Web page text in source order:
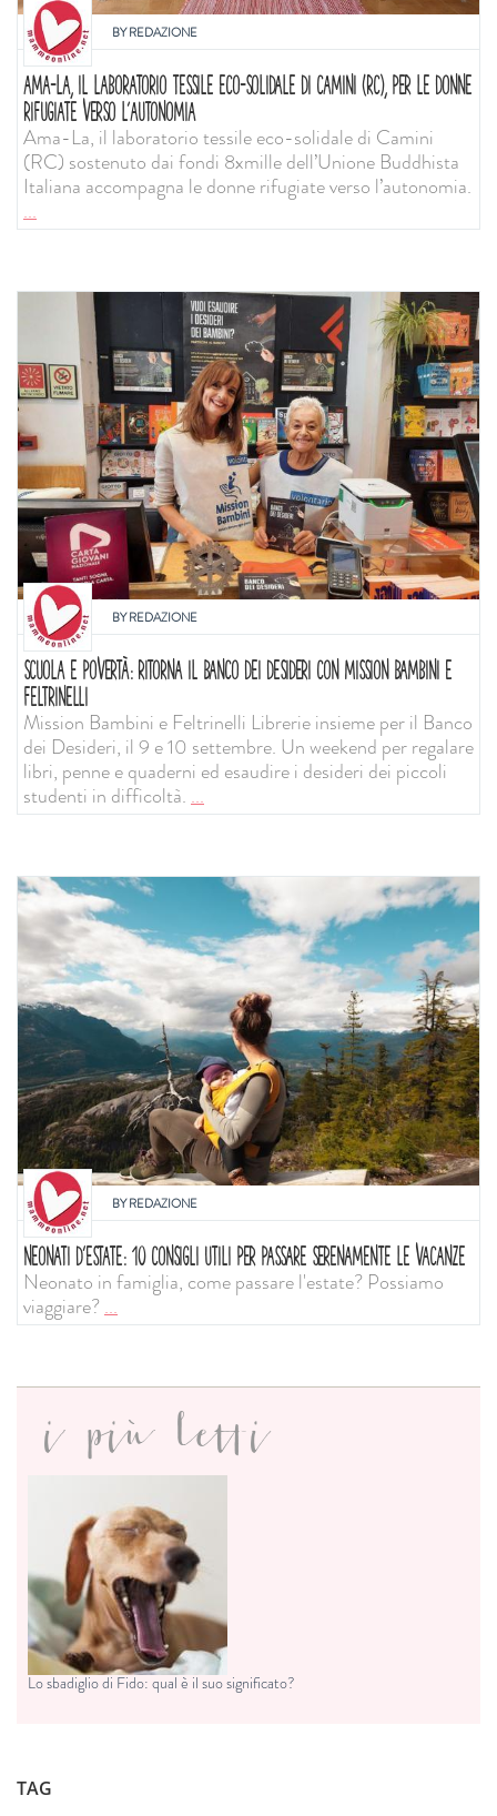
BYREDAZIONE
AMA-LA, IL LABORATORIO TESSILE ECO-SOLIDALE DI CAMINI (RC), PER LE DONNE
RIFUGIATE VERSO L’AUTONOMIA
Ama-La, il laboratorio tessile eco-solidale di Camini
(RC) sostenuto dai fondi 8xmille dell’Unione Buddhista
Italiana accompagna le donne rifugiate verso l’autonomia.
...
BYREDAZIONE
SCUOLA E POVERTÀ: RITORNA IL BANCO DEI DESIDERI CON MISSION BAMBINI E
FELTRINELLI
Mission Bambini e Feltrinelli Librerie insieme per il Banco
dei Desideri, il 9 e 10 settembre. Un weekend per regalare
libri, penne e quaderni ed esaudire i desideri dei piccoli
studenti in difficoltà....
BYREDAZIONE
NEONATI D'ESTATE: 10 CONSIGLI UTILI PER PASSARE SERENAMENTE LE VACANZE
Neonato in famiglia, come passare l'estate? Possiamo
viaggiare?...
i più letti
Lo sbadiglio di Fido: qual è il suo significato?
TAG